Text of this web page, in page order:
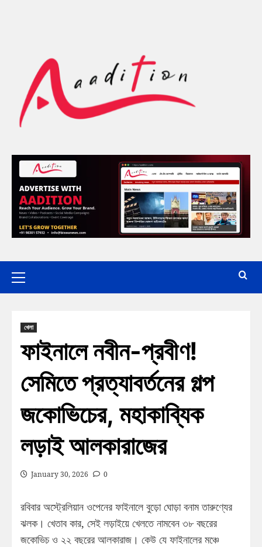
খেলা
ফাইনালে নবীন-প্রবীণ!
সেমিতে প্রত্যাবর্তনের গল্প
জকোভিচের, মহাকাব্যিক
লড়াই আলকারাজের
January 30, 2026 0
রবিবার অস্ট্রেলিয়ান ওপেনের ফাইনালে বুড়ো ঘোড়া বনাম তারুণ্যের
ঝলক। খেতাব কার, সেই লড়াইয়ে খেলতে নামবেন ৩৮ বছরের
জকোভিচ ও ২২ বছরের আলকারাজ। কেউ যে ফাইনালের মঞ্চে